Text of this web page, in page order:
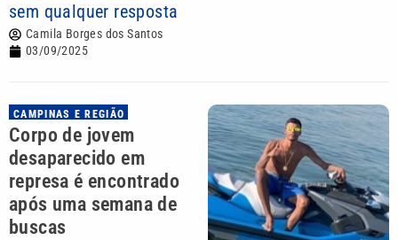
sem qualquer resposta
Camila Borges dos Santos
03/09/2025
CAMPINAS E REGIÃO
Corpo de jovem
desaparecido em
represa é encontrado
após uma semana de
buscas